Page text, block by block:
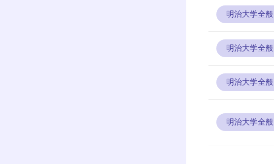
明治大学全般
明治大学全般
明治大学全般
明治大学全般